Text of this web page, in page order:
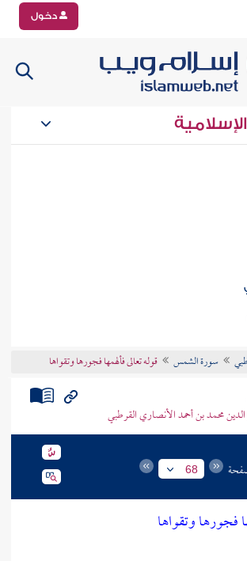
دخول
سورة الشمس قوله تعالى فألهمها فجورها وتقواها
محمد بن أحمد الأنصاري القرطبي
68
فجورها وتقواها